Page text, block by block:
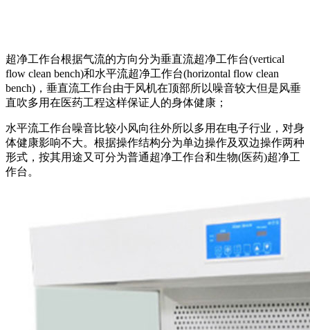
超净工作台根据气流的方向分为垂直流超净工作台(vertical
flow clean bench)和水平流超净工作台(horizontal flow clean
bench)，垂直流工作台由于风机在顶部所以噪音较大但是风垂
直吹多用在医药工程这样保证人的身体健康；
水平流工作台噪音比较小风向往外所以多用在电子行业，对身
体健康影响不大。根据操作结构分为单边操作及双边操作两种
形式，按其用途又可分为普通超净工作台和生物(医药)超净工
作台。